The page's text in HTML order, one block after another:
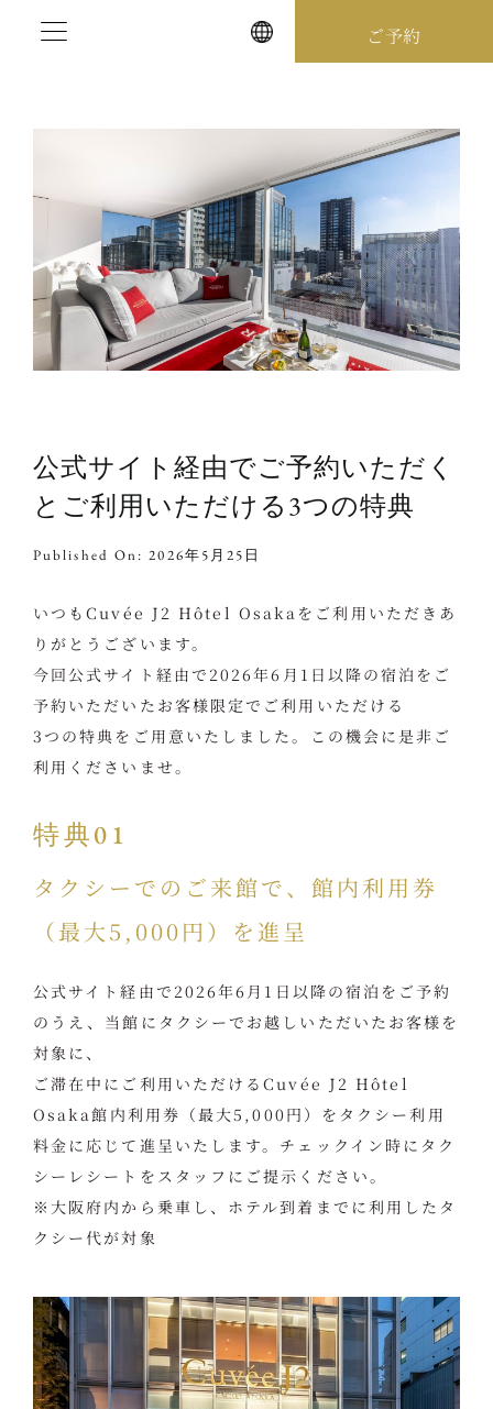
ご予約
公式サイト経由でご予約いただく
とご利用いただける3つの特典
Published On: 2026年5月25日
いつもCuvée J2 Hôtel Osakaをご利用いただきあ
りがとうございます。
今回公式サイト経由で2026年6月1日以降の宿泊をご
予約いただいたお客様限定でご利用いただける
3つの特典をご用意いたしました。この機会に是非ご
利用くださいませ。
特典01
タクシーでのご来館で、館内利用券
（最大5,000円）を進呈
公式サイト経由で2026年6月1日以降の宿泊をご予約
のうえ、当館にタクシーでお越しいただいたお客様を
対象に、
ご滞在中にご利用いただけるCuvée J2 Hôtel
Osaka館内利用券（最大5,000円）をタクシー利用
料金に応じて進呈いたします。チェックイン時にタク
シーレシートをスタッフにご提示ください。
※大阪府内から乗車し、ホテル到着までに利用したタ
クシー代が対象